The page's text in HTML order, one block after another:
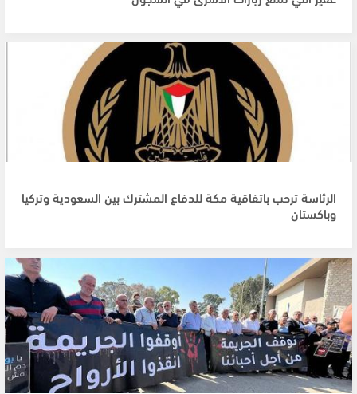
الرئاسة ترحب باتفاقية مكة للدفاع المشترك بين السعودية وتركيا
وباكستان